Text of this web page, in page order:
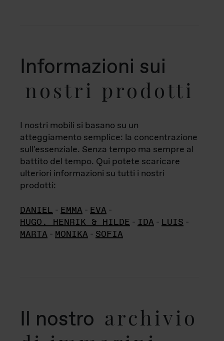
Informazioni sui
nostri prodotti
I nostri mobili si basano su un
atteggiamento semplice: la concentrazione
sull'essenziale. Senza tempo ma sempre al
battito del tempo. Qui potete scaricare
ulteriori informazioni su tutti i nostri
prodotti:
DANIEL - EMMA - EVA -
HUGO, HENRIK & HILDE - IDA - LUIS -
MARTA - MONIKA - SOFIA
Il nostro archivio